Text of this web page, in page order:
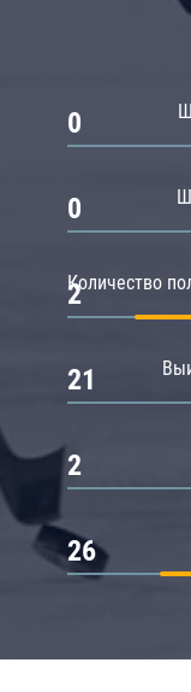
0
0
Количество
2
21
2
26